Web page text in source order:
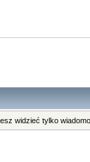
widzieć tylko